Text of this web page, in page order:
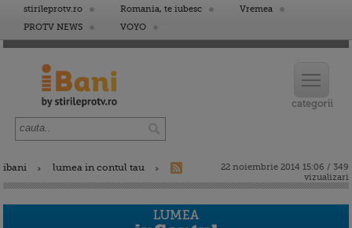
stirileprotv.ro Romania, te iubesc
Vremea
PROTV NEWS
VOYO
ibani lumea in contul tau
22 noiembrie 2014 15:06 / 349
vizualizari